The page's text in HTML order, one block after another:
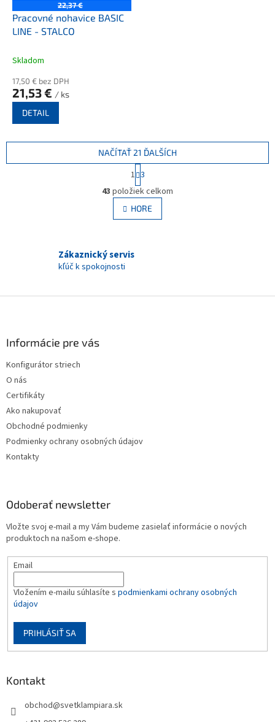
22,37 €
Pracovné nohavice BASIC
LINE - STALCO
Skladom
17,50 € bez DPH
21,53 € / ks
DETAIL
O
v
l
á
NAČÍTAŤ 21 ĎALŠÍCH
t
r
á
n
k
1 3
43 položiek celkom
HORE
Zákaznický servis
kľúč k spokojnosti
Informácie pre vás
Konfigurátor striech
O nás
Certifikáty
Ako nakupovať
Obchodné podmienky
Podmienky ochrany osobných údajov
Kontakty
Odoberať newsletter
Vložte svoj e-mail a my Vám budeme zasielať informácie o nových
produktoch na našom e-shope.
Email
Vložením e-mailu súhlasíte s podmienkami ochrany osobných
údajov
PRIHLÁSIŤ SA
Kontakt
obchod@svetklampiara.sk